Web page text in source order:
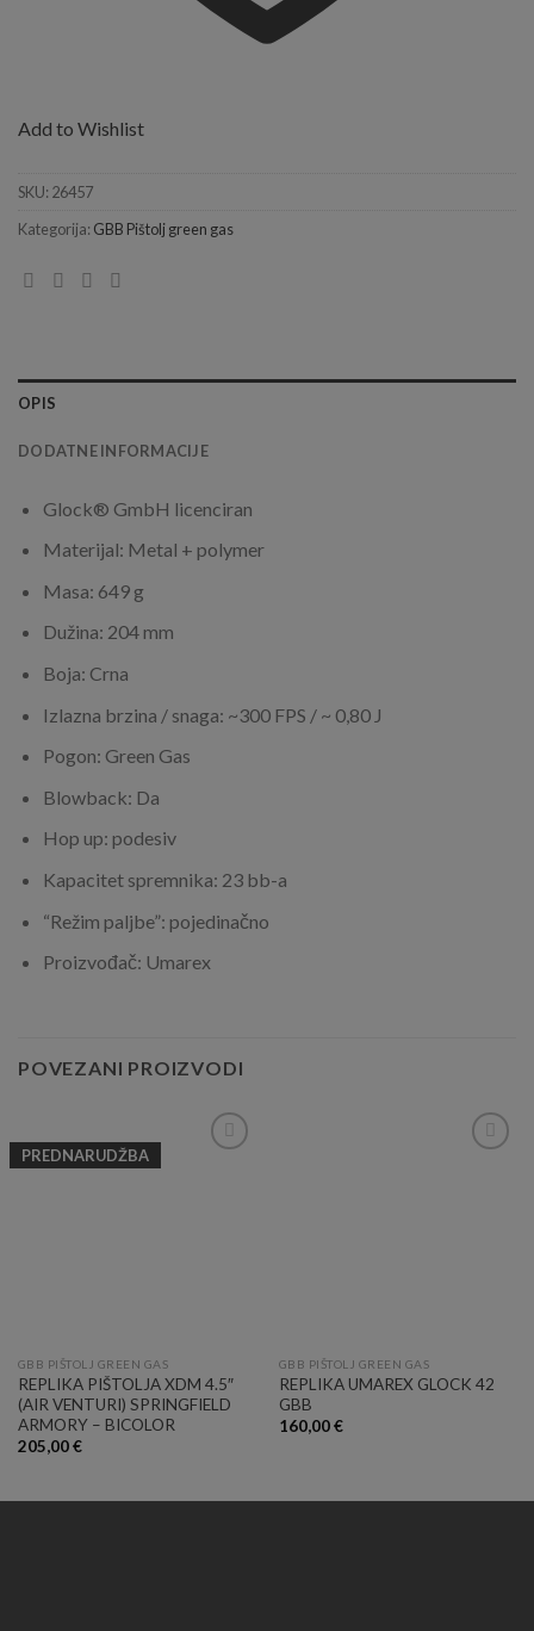
Add to Wishlist
SKU: 26457
Kategorija: GBB Pištolj green gas
OPIS
DODATNE INFORMACIJE
Glock® GmbH licenciran
Materijal: Metal + polymer
Masa: 649 g
Dužina: 204 mm
Boja: Crna
Izlazna brzina / snaga: ~300 FPS / ~ 0,80 J
Pogon: Green Gas
Blowback: Da
Hop up: podesiv
Kapacitet spremnika: 23 bb-a
“Režim paljbe”: pojedinačno
Proizvođač: Umarex
POVEZANI PROIZVODI
PREDNARUDŽBA
GBB PIŠTOLJ GREEN GAS
REPLIKA PIŠTOLJA XDM 4.5″
(AIR VENTURI) SPRINGFIELD
ARMORY – BICOLOR
205,00€
GBB PIŠTOLJ GREEN GAS
REPLIKA UMAREX GLOCK 42
GBB
160,00€